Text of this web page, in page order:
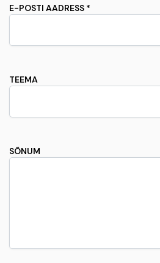
E-POSTI AADRESS *
TEEMA
SÕNUM